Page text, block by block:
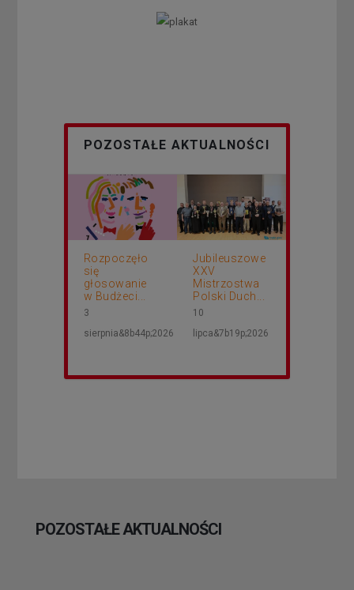
POZOSTAŁE AKTUALNOŚCI
Rozpoczęło
się
głosowanie
w Budżeci...
3
sierpnia&8b44p;2026
Jubileuszowe
XXV
Mistrzostwa
Polski Duch...
10
lipca&7b19p;2026
POZOSTAŁE AKTUALNOŚCI